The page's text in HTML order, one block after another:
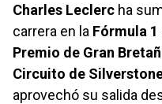
Charles Leclerc ha
carrera en la Fórmula 1
Premio de Gran
Circuito de
aprovechó su salida